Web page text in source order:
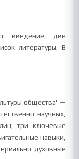
введение, две
литературы. В
общества' —
научных,
три ключевые
навыки,
духовные